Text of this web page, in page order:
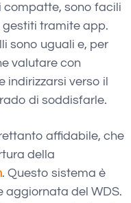
sono facili
gestiti tramite app.
sono uguali e, per
valutare con
indirizzarsi verso il
di soddisfarle.
affidabile, che
della
. Questo sistema è
aggiornata del WDS.